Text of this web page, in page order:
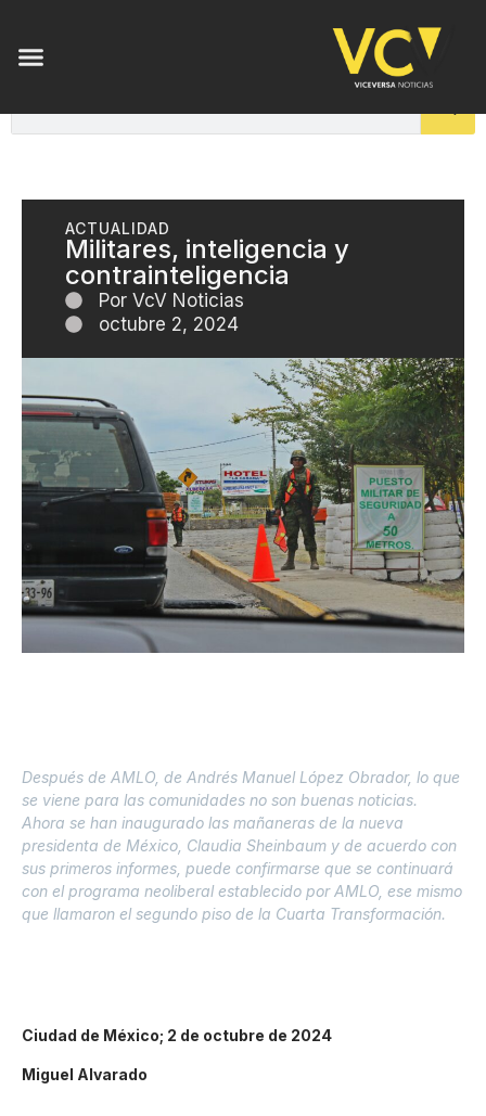
ACTUALIDAD
Militares, inteligencia y
contrainteligencia
Por VcV Noticias
octubre 2, 2024
Después de AMLO, de Andrés Manuel López Obrador, lo que
se viene para las comunidades no son buenas noticias.
Ahora se han inaugurado las mañaneras de la nueva
presidenta de México, Claudia Sheinbaum y de acuerdo con
sus primeros informes, puede confirmarse que se continuará
con el programa neoliberal establecido por AMLO, ese mismo
que llamaron el segundo piso de la Cuarta Transformación.
Ciudad de México; 2 de octubre de 2024
Miguel Alvarado